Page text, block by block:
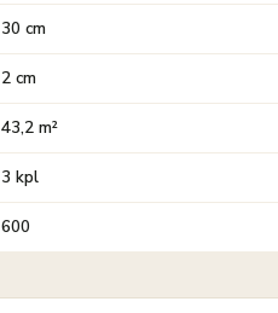
30 cm
2 cm
43,2 m²
3 kpl
600